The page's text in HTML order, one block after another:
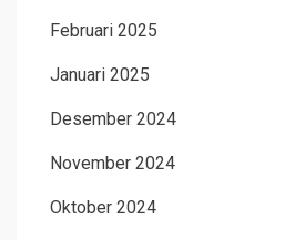
Februari 2025
Januari 2025
Desember 2024
November 2024
Oktober 2024